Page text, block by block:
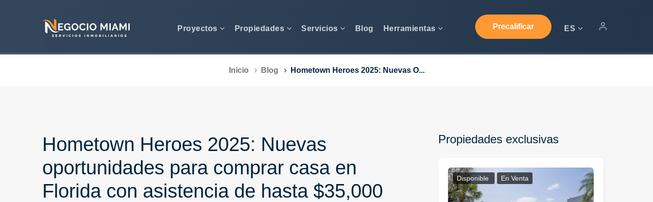
Proyectos Propiedades Servicios Blog Herramientas Precalificar ES
Inicio Blog Hometown Heroes 2025: Nuevas O...
Hometown Heroes 2025: Nuevas
oportunidades para comprar casa en
Florida con asistencia de hasta $35,000
Propiedades exclusivas
Disponible En Venta